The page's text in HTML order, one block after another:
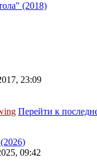
(2018)
23:09
Перейти к
09:42